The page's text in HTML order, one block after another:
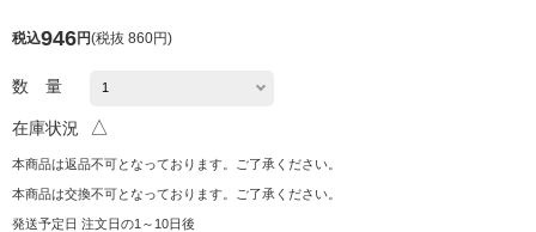
税込946円(税抜 860円)
数 量
在庫状況 △
本商品は返品不可となっております。ご了承ください。
本商品は交換不可となっております。ご了承ください。
発送予定日 注文日の1～10日後